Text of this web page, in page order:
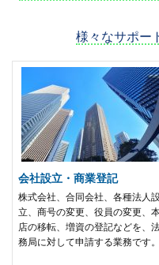
様々なサポー
会社設立・商業登記
株式会社、合同会社、各種法人
立、商号の変更、役員の変更、
店の移転、増資の登記などを、
務局に対して申請する業務です。